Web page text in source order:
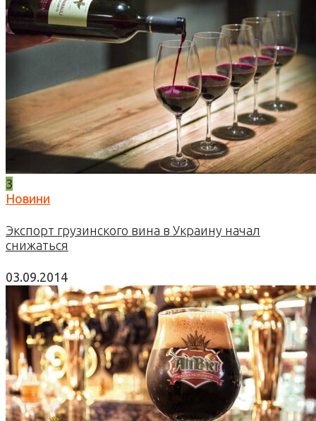
3
Новини
Экспорт грузинского вина в Украину начал
снижаться
03.09.2014